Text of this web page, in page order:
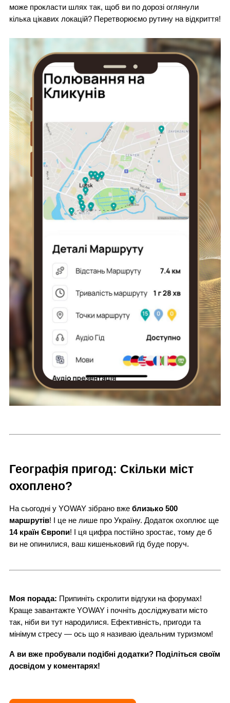
може прокласти шлях так, щоб ви по дорозі оглянули
кілька цікавих локацій? Перетворюємо рутину на відкриття!
Географія пригод: Скільки міст
охоплено?
На сьогодні у YOWAY зібрано вже близько 500
маршрутів! І це не лише про Україну. Додаток охоплює ще
14 країн Європи! І ця цифра постійно зростає, тому де б
ви не опинилися, ваш кишеньковий гід буде поруч.
Моя порада: Припиніть скролити відгуки на форумах!
Краще завантажте YOWAY і почніть досліджувати місто
так, ніби ви тут народилися. Ефективність, пригоди та
мінімум стресу — ось що я називаю ідеальним туризмом!
А ви вже пробували подібні додатки? Поділіться своїм
досвідом у коментарях!